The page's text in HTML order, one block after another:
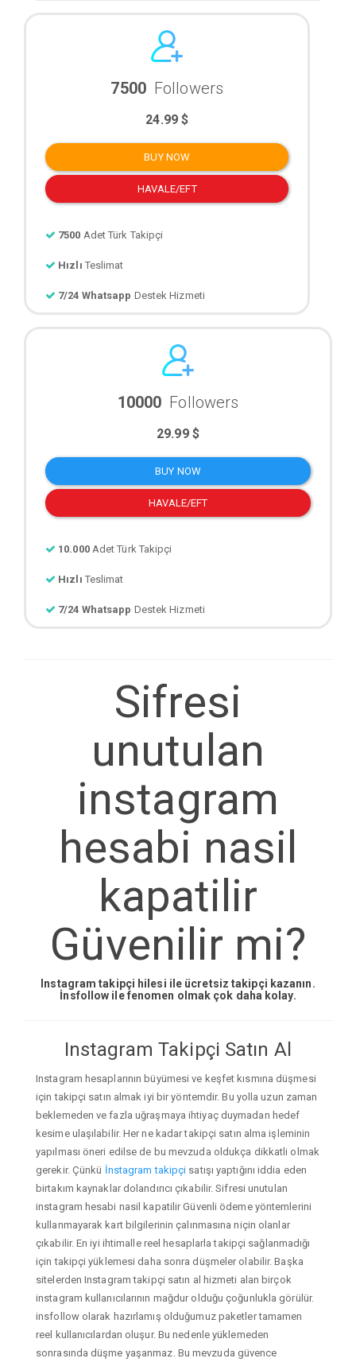
7500 Followers
24.99 $
BUY NOW
HAVALE/EFT
7500 Adet Türk Takipçi
Hızlı Teslimat
7/24 Whatsapp Destek Hizmeti
10000 Followers
29.99 $
BUY NOW
HAVALE/EFT
10.000 Adet Türk Takipçi
Hızlı Teslimat
7/24 Whatsapp Destek Hizmeti
Sifresi
unutulan
instagram
hesabi nasil
kapatilir
Güvenilir mi?
Instagram takipçi hilesi ile ücretsiz takipçi kazanın.
İnsfollow ile fenomen olmak çok daha kolay.
Instagram Takipçi Satın Al
Instagram hesaplarının büyümesi ve keşfet kısmına düşmesi
için takipçi satın almak iyi bir yöntemdir. Bu yolla uzun zaman
beklemeden ve fazla uğraşmaya ihtiyaç duymadan hedef
kesime ulaşılabilir. Her ne kadar takipçi satın alma işleminin
yapılması öneri edilse de bu mevzuda oldukça dikkatli olmak
gerekir. Çünkü İnstagram takipçi satışı yaptığını iddia eden
birtakım kaynaklar dolandırıcı çıkabilir. Sifresi unutulan
instagram hesabi nasil kapatilir Güvenli ödeme yöntemlerini
kullanmayarak kart bilgilerinin çalınmasına niçin olanlar
çıkabilir. En iyi ihtimalle reel hesaplarla takipçi sağlanmadığı
için takipçi yüklemesi daha sonra düşmeler olabilir. Başka
sitelerden Instagram takipçi satın al hizmeti alan birçok
instagram kullanıcılarının mağdur olduğu çoğunlukla görülür.
insfollow olarak hazırlamış olduğumuz paketler tamamen
reel kullanıcılardan oluşur. Bu nedenle yüklemeden
sonrasında düşme yaşanmaz. Bu mevzuda güvence